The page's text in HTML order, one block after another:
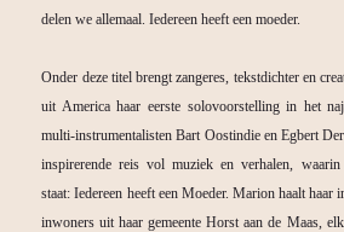
delen we allemaal. Iedereen heeft een moeder.
Onder deze titel brengt zangeres, tekstdichter en
uit America haar eerste solovoorstelling in het
multi-instrumentalisten Bart Oostindie en Egbert
inspirerende reis vol muziek en verhalen,
staat:Iedereen heeft een Moeder. Marion haalt haar
inwoners uit haar gemeente Horst aan de Maas,